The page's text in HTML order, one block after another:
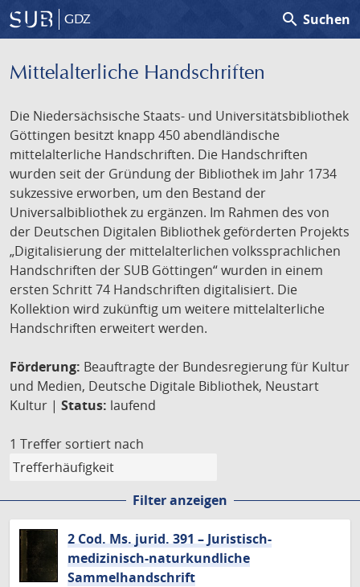
GDZ search Suchen
Mittelalterliche Handschriften
Die Niedersächsische Staats- und Universitätsbibliothek
Göttingen besitzt knapp 450 abendländische
mittelalterliche Handschriften. Die Handschriften
wurden seit der Gründung der Bibliothek im Jahr 1734
sukzessive erworben, um den Bestand der
Universalbibliothek zu ergänzen. Im Rahmen des von
der Deutschen Digitalen Bibliothek geförderten Projekts
„Digitalisierung der mittelalterlichen volkssprachlichen
Handschriften der SUB Göttingen“ wurden in einem
ersten Schritt 74 Handschriften digitalisiert. Die
Kollektion wird zukünftig um weitere mittelalterliche
Handschriften erweitert werden.
Förderung: Beauftragte der Bundesregierung für Kultur
und Medien, Deutsche Digitale Bibliothek, Neustart
Kultur | Status: laufend
1 Treffer sortiert nach
Filter anzeigen
2 Cod. Ms. jurid. 391 – Juristisch-
medizinisch-naturkundliche
Sammelhandschrift